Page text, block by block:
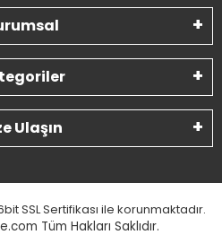
Ulaşın
SSL Sertifikası ile korunmaktadır.
Tüm Hakları Saklıdır.